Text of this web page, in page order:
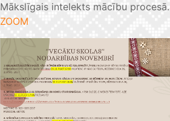
Mākslīgais intelekts mācību procesā.
ZOOM